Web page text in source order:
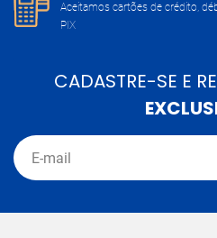
Aceitamos cartões de crédito,
PIX
CADASTRE-SE E